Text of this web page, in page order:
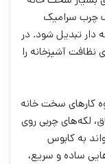
چرب سرامیک
دار تبدیل شود. در
ترفندهای نظافت آشپزخانه را
کار‌های سخت خانه
لکه‌های چربی روی
به کابوس
ساده و سریع،